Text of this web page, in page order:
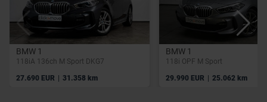
BMW 1
118iA 136ch M Sport DKG7
27.690 EUR | 31.358 km
BMW 1
118i OPF M Sport
29.990 EUR | 25.062 km